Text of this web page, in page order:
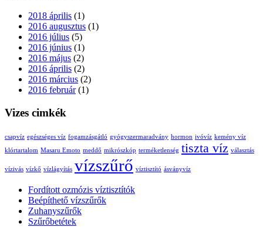
2018 április (1)
2016 augusztus (1)
2016 július (5)
2016 június (1)
2016 május (2)
2016 április (2)
2016 március (2)
2016 február(1)
Vizes cimkék
csapvíz egészséges víz fogamzásgátló gyógyszermaradvány hormon ivóvíz kemény víz
klórtartalom Masaru Emoto meddő mikrószkóp terméketlenség tiszta víz választás
vízivás vízkő vízlágyítás vízszűrő víztisztító ásványvíz
Fordított ozmózis víztisztítók
Beépíthető vízszűrők
Zuhanyszűrők
Szűrőbetétek